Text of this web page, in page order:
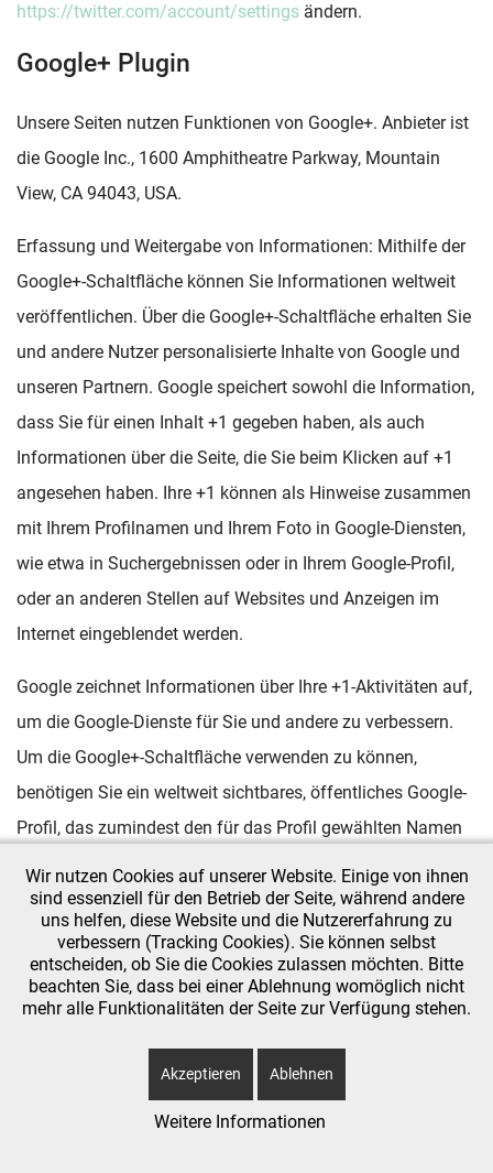
https://twitter.com/account/settings ändern.
Google+ Plugin
Unsere Seiten nutzen Funktionen von Google+. Anbieter ist
die Google Inc., 1600 Amphitheatre Parkway, Mountain
View, CA 94043, USA.
Erfassung und Weitergabe von Informationen: Mithilfe der
Google+-Schaltfläche können Sie Informationen weltweit
veröffentlichen. Über die Google+-Schaltfläche erhalten Sie
und andere Nutzer personalisierte Inhalte von Google und
unseren Partnern. Google speichert sowohl die Information,
dass Sie für einen Inhalt +1 gegeben haben, als auch
Informationen über die Seite, die Sie beim Klicken auf +1
angesehen haben. Ihre +1 können als Hinweise zusammen
mit Ihrem Profilnamen und Ihrem Foto in Google-Diensten,
wie etwa in Suchergebnissen oder in Ihrem Google-Profil,
oder an anderen Stellen auf Websites und Anzeigen im
Internet eingeblendet werden.
Google zeichnet Informationen über Ihre +1-Aktivitäten auf,
um die Google-Dienste für Sie und andere zu verbessern.
Um die Google+-Schaltfläche verwenden zu können,
benötigen Sie ein weltweit sichtbares, öffentliches Google-
Profil, das zumindest den für das Profil gewählten Namen
verwendet. In manchen Fällen kann dieser Name auch
einen anderen Namen ersetzen, den Sie beim Teilen von
Inhalten über Ihr Google-Konto verwendet haben. Die
Identität Ihres Google-Profils kann Nutzern angezeigt
identifizierende Informationen von Ihnen verfügen.
Verwendung der erfassten Informationen: Neben den oben
Wir nutzen Cookies auf unserer Website. Einige von ihnen
sind essenziell für den Betrieb der Seite, während andere
uns helfen, diese Website und die Nutzererfahrung zu
verbessern (Tracking Cookies). Sie können selbst
entscheiden, ob Sie die Cookies zulassen möchten. Bitte
beachten Sie, dass bei einer Ablehnung womöglich nicht
mehr alle Funktionalitäten der Seite zur Verfügung stehen.
Akzeptieren Ablehnen
Weitere Informationen